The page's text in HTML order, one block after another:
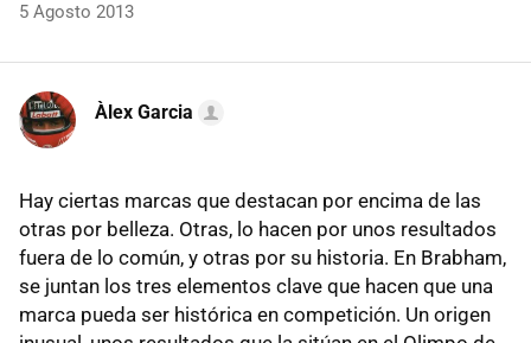
5 Agosto 2013
Àlex Garcia
Hay ciertas marcas que destacan por encima de las
otras por belleza. Otras, lo hacen por unos resultados
fuera de lo común, y otras por su historia. En Brabham,
se juntan los tres elementos clave que hacen que una
marca pueda ser histórica en competición. Un origen